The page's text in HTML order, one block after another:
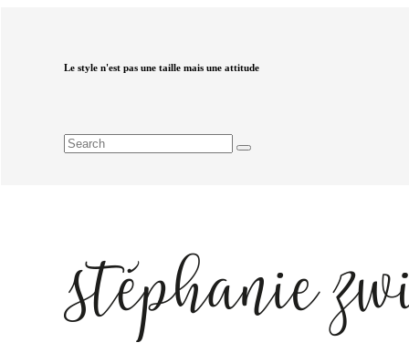
Le style n'est pas une taille mais une attitude